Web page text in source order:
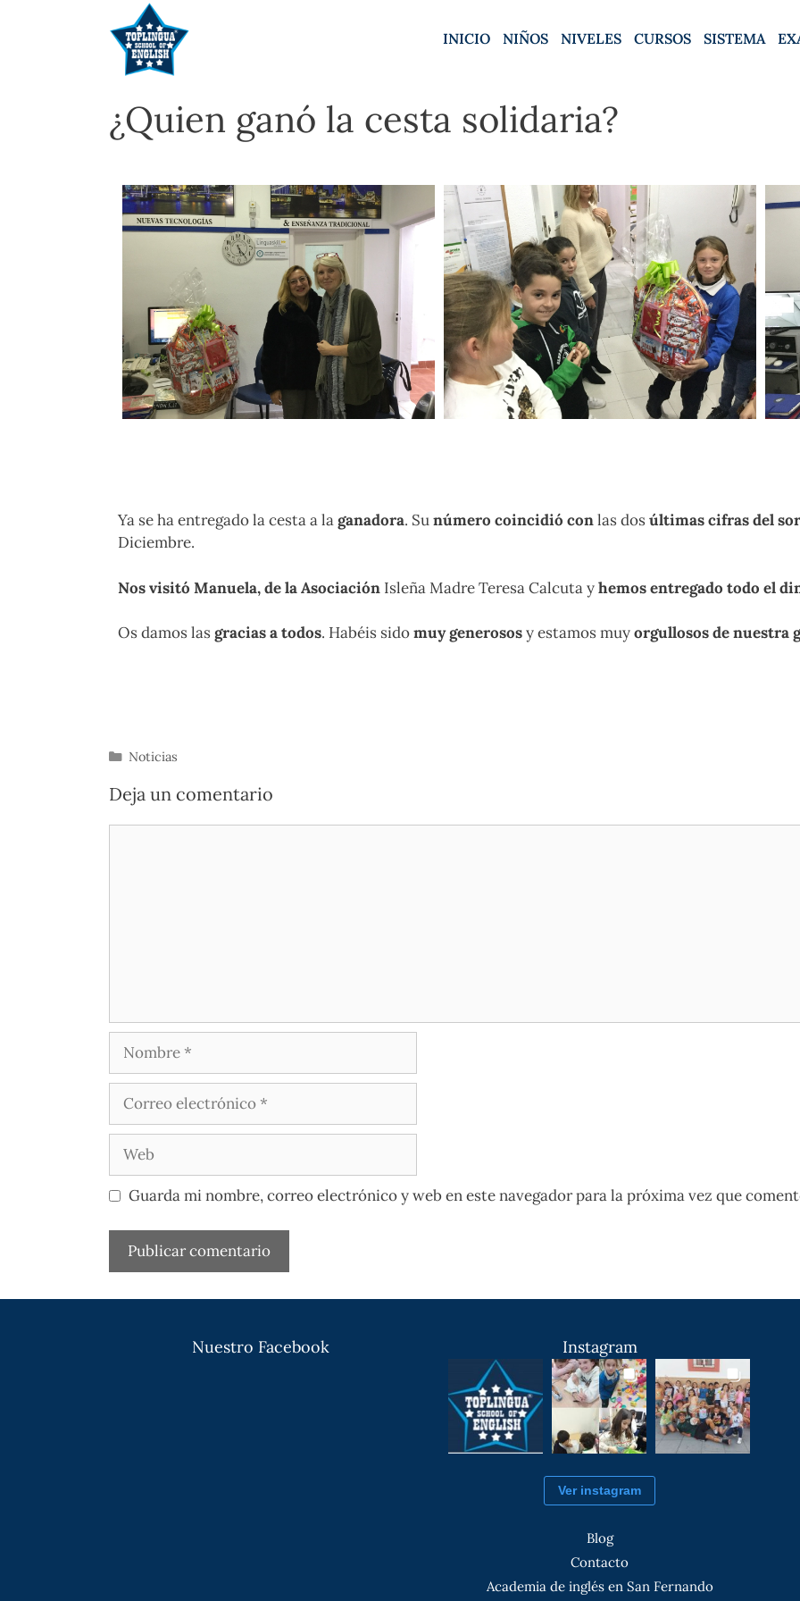
INICIO NIÑOS NIVELES CURSOS SISTEMA
¿Quien ganó la cesta solidaria?
Ya se ha entregado la cesta a laganadora. Sunúmero coincidió conlas dosúltimas cifras del
Diciembre.
Nos visitó Manuela, de la Asociación Isleña Madre Teresa Calcuta yhemos entregado todo el
Os damos lasgracias a todos. Habéis sidomuy generososy estamos muyorgullosos de nuestra
Noticias
Deja un comentario
Guarda mi nombre, correo electrónico y web en este navegador para la próxima vez que
Nuestro Facebook Instagram
Ver instagram
Blog
Contacto
Academia de inglés en San Fernando